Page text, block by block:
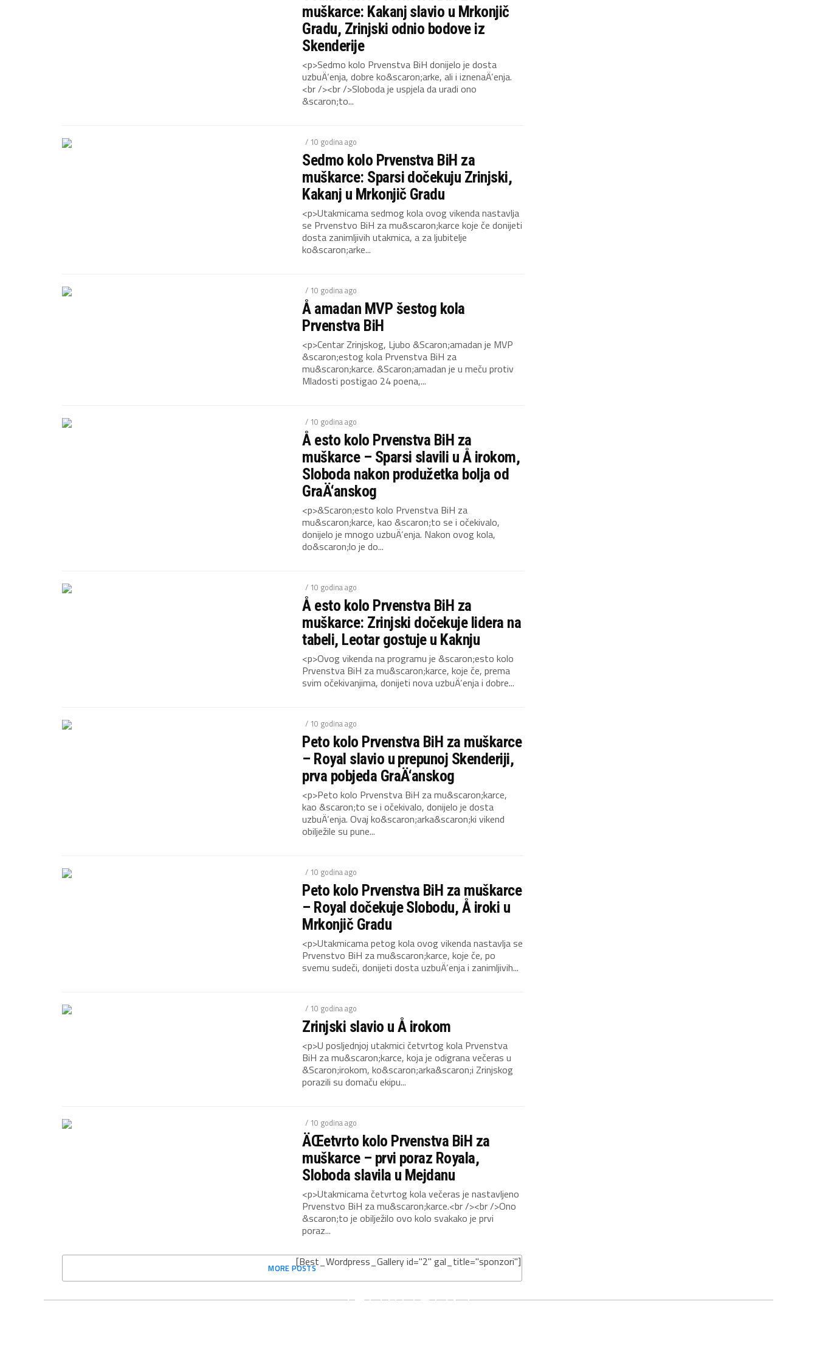
muškarce: Kakanj slavio u Mrkonjič
Gradu, Zrinjski odnio bodove iz
Skenderije
<p>Sedmo kolo Prvenstva BiH donijelo je dosta
uzbuÄ‘enja, dobre ko&scaron;arke, ali i iznenaÄ‘enja.
<br /><br />Sloboda je uspjela da uradi ono
&scaron;to...
/ 10 godina ago
Sedmo kolo Prvenstva BiH za
muškarce: Sparsi dočekuju Zrinjski,
Kakanj u Mrkonjič Gradu
<p>Utakmicama sedmog kola ovog vikenda nastavlja
se Prvenstvo BiH za mu&scaron;karce koje če donijeti
dosta zanimljivih utakmica, a za ljubitelje
ko&scaron;arke...
/ 10 godina ago
Å amadan MVP šestog kola
Prvenstva BiH
<p>Centar Zrinjskog, Ljubo &Scaron;amadan je MVP
&scaron;estog kola Prvenstva BiH za
mu&scaron;karce. &Scaron;amadan je u meču protiv
Mladosti postigao 24 poena,...
/ 10 godina ago
Å esto kolo Prvenstva BiH za
muškarce – Sparsi slavili u Å irokom,
Sloboda nakon produžetka bolja od
GraÄ‘anskog
<p>&Scaron;esto kolo Prvenstva BiH za
mu&scaron;karce, kao &scaron;to se i očekivalo,
donijelo je mnogo uzbuÄ‘enja. Nakon ovog kola,
do&scaron;lo je do...
/ 10 godina ago
Å esto kolo Prvenstva BiH za
muškarce: Zrinjski dočekuje lidera na
tabeli, Leotar gostuje u Kaknju
<p>Ovog vikenda na programu je &scaron;esto kolo
Prvenstva BiH za mu&scaron;karce, koje če, prema
svim očekivanjima, donijeti nova uzbuÄ‘enja i dobre...
/ 10 godina ago
Peto kolo Prvenstva BiH za muškarce
– Royal slavio u prepunoj Skenderiji,
prva pobjeda GraÄ‘anskog
<p>Peto kolo Prvenstva BiH za mu&scaron;karce,
kao &scaron;to se i očekivalo, donijelo je dosta
uzbuÄ‘enja. Ovaj ko&scaron;arka&scaron;ki vikend
obilježile su pune...
/ 10 godina ago
Peto kolo Prvenstva BiH za muškarce
– Royal dočekuje Slobodu, Å iroki u
Mrkonjič Gradu
<p>Utakmicama petog kola ovog vikenda nastavlja se
Prvenstvo BiH za mu&scaron;karce, koje če, po
svemu sudeči, donijeti dosta uzbuÄ‘enja i zanimljivih...
/ 10 godina ago
Zrinjski slavio u Å irokom
<p>U posljednjoj utakmici četvrtog kola Prvenstva
BiH za mu&scaron;karce, koja je odigrana večeras u
&Scaron;irokom, ko&scaron;arka&scaron;i Zrinjskog
porazili su domaču ekipu...
/ 10 godina ago
ÄŒetvrto kolo Prvenstva BiH za
muškarce – prvi poraz Royala,
Sloboda slavila u Mejdanu
<p>Utakmicama četvrtog kola večeras je nastavljeno
Prvenstvo BiH za mu&scaron;karce.<br /><br />Ono
&scaron;to je obilježilo ovo kolo svakako je prvi
poraz...
MORE POSTS[Best_Wordpress_Gallery id="2" gal_title="sponzori"]